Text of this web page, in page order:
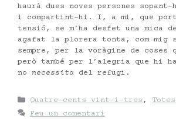
haurà dues noves persones
i compartint-hi. I, a mi, que
tensió, se m’ha desfet una mica
agafat la plorera tonta, com mig
sempre, per la voràgine de coses
però també per l’alegria que hi
no necessita del refugi.
Categories
Quatre-cents vint-i-tres ,
Feu un comentari